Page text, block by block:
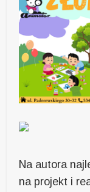
Na autora
na projekt i